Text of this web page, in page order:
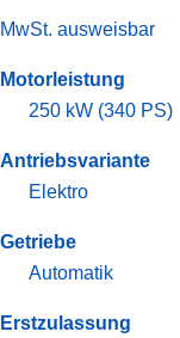
MwSt. ausweisbar
Motorleistung
250 kW (340 PS)
Antriebsvariante
Elektro
Getriebe
Automatik
Erstzulassung